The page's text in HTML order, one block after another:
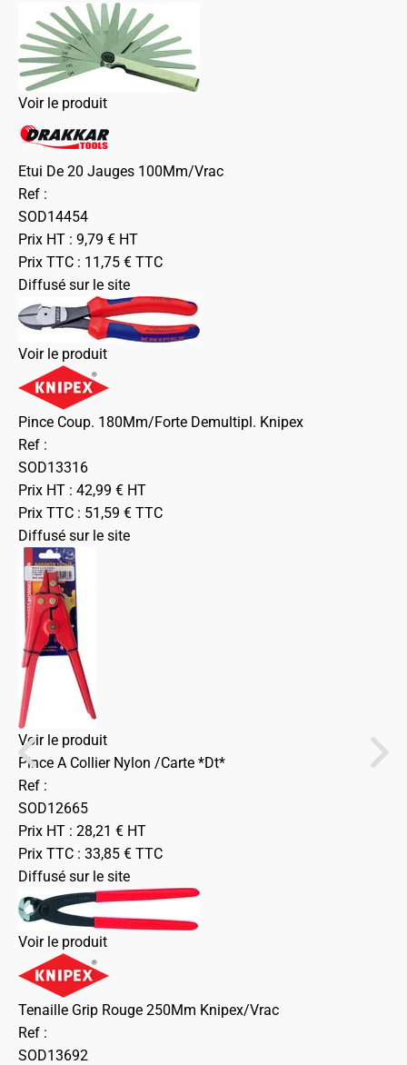
Voir le produit
Etui De 20 Jauges 100Mm/Vrac
Ref :
SOD14454
Prix HT : 9,79 € HT
Prix TTC : 11,75 € TTC
Diffusé sur le site
Voir le produit
Pince Coup. 180Mm/Forte Demultipl. Knipex
Ref :
SOD13316
Prix HT : 42,99 € HT
Prix TTC : 51,59 € TTC
Diffusé sur le site
Voir le produit
Pince A Collier Nylon /Carte *Dt*
Ref :
SOD12665
Prix HT : 28,21 € HT
Prix TTC : 33,85 € TTC
Diffusé sur le site
Voir le produit
Tenaille Grip Rouge 250Mm Knipex/Vrac
Ref :
SOD13692